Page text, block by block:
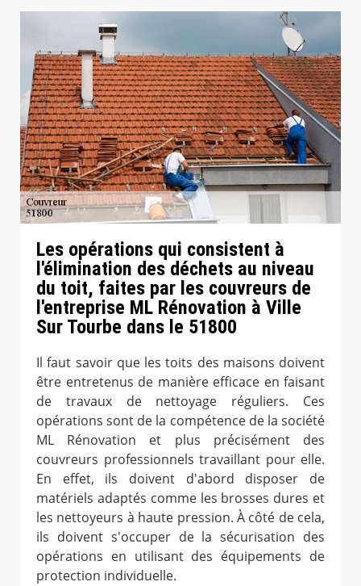
Les opérations qui consistent à
l'élimination des déchets au niveau
du toit, faites par les couvreurs de
l'entreprise ML Rénovation à Ville
Sur Tourbe dans le 51800
Il faut savoir que les toits des maisons doivent
être entretenus de manière efficace en faisant
de travaux de nettoyage réguliers. Ces
opérations sont de la compétence de la société
ML Rénovation et plus précisément des
couvreurs professionnels travaillant pour elle.
En effet, ils doivent d'abord disposer de
matériels adaptés comme les brosses dures et
les nettoyeurs à haute pression. À côté de cela,
ils doivent s'occuper de la sécurisation des
opérations en utilisant des équipements de
protection individuelle.